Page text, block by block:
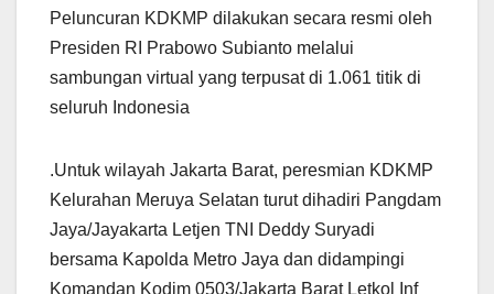
Peluncuran KDKMP dilakukan secara resmi oleh
Presiden RI Prabowo Subianto melalui
sambungan virtual yang terpusat di 1.061 titik di
seluruh Indonesia
.Untuk wilayah Jakarta Barat, peresmian KDKMP
Kelurahan Meruya Selatan turut dihadiri Pangdam
Jaya/Jayakarta Letjen TNI Deddy Suryadi
bersama Kapolda Metro Jaya dan didampingi
Komandan Kodim 0503/Jakarta Barat Letkol Inf